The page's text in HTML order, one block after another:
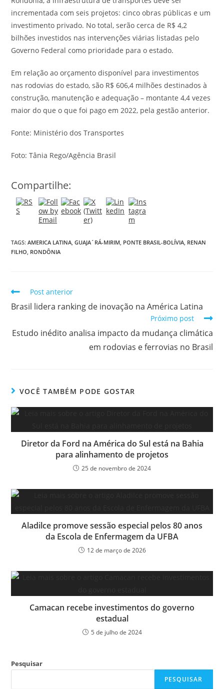
incrementada com seis projetos: cinco obras públicas e um
investimento privado. No total, serão cerca de R$ 4,2
bilhões investidos nas intervenções viárias listadas pelo
Governo Federal como prioridade para o estado.
Em relação ao orçamento disponível para investimentos
nas rodovias do estado, são R$ 606,4 milhões destinados à
construção, manutenção e adequação – montante 4,4 vezes
maior do que o que foi pago em 2022, pela gestão anterior.
Fonte: Ministério dos Transportes
Foto: Tânia Rego/Agência Brasil
Compartilhe:
TAGS:AMERICA LATINA, GUAJA´RÁ-MIRIM, PONTE BRASIL-BOLÍVIA, RENAN
FILHO, RONDÔNIA
Post anterior
Brasil lidera ranking de inovação na América Latina
Próximo post
Estudo inédito analisa impacto da mudança climática
em rodovias e ferrovias no Brasil
VOCÊ TAMBÉM PODE GOSTAR
Diretor da Ford na América do Sul está na Bahia
para alinhamento de projetos
25 de novembro de 2024
Aladilce promove sessão especial pelos 80 anos
da Escola de Enfermagem da UFBA
12 de março de 2026
Camacan recebe investimentos do governo
estadual
5 de julho de 2024
Pesquisar
PESQUISAR